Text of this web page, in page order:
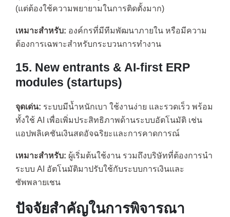
(แต่ต้องใช้ความพยายามในการติดตั้งมาก)
เหมาะสำหรับ: องค์กรที่มีทีมพัฒนาภายใน หรือมีความ
ต้องการเฉพาะสำหรับกระบวนการทำงาน
15. New entrants & AI-first ERP
modules (startups)
จุดเด่น: ระบบมีน้ำหนักเบา ใช้งานง่าย และรวดเร็ว พร้อม
ทั้งใช้ AI เพื่อเพิ่มประสิทธิภาพด้านระบบอัตโนมัติ เช่น
แอปพลิเคชันเงินสดอัจฉริยะและการคาดการณ์
เหมาะสำหรับ: ผู้เริ่มต้นใช้งาน รวมถึงบริษัทที่ต้องการนำ
ระบบ AI อัตโนมัติมาปรับใช้กับระบบการเงินและ
ซัพพลายเชน
ปัจจัยสำคัญในการพิจารณา